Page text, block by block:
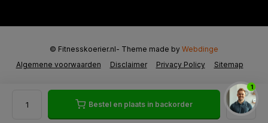
Bestel en plaats in backorder
Algemene voorwaarden Disclaimer Privacy Policy Sitemap
© Fitnesskoerier.nl- Theme made by Webdinge
1